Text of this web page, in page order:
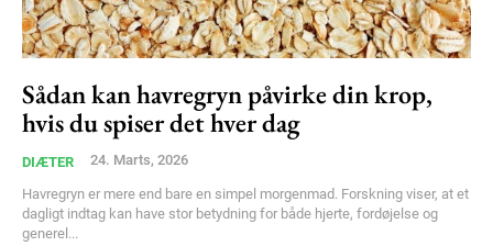
Member full access
100DKK / year
Sådan kan havregryn påvirke din krop,
hvis du spiser det hver dag
DIÆTER 24. Marts, 2026
Havregryn er mere end bare en simpel morgenmad. Forskning viser, at et
dagligt indtag kan have stor betydning for både hjerte, fordøjelse og
generel...